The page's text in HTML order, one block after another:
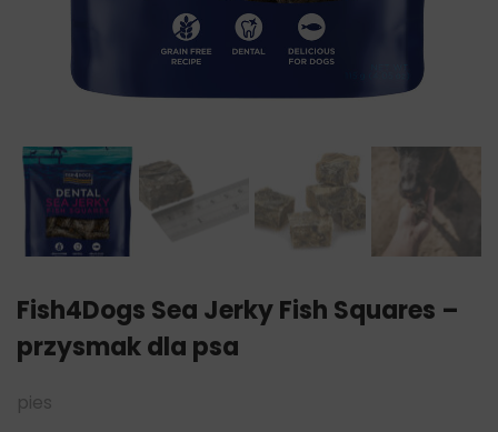
Fish4Dogs Sea Jerky Fish Squares –
przysmak dla psa
pies